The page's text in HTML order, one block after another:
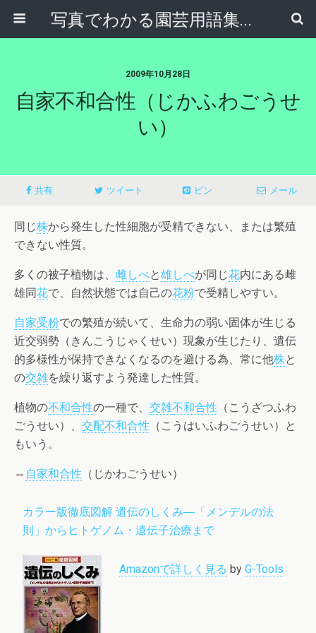
写真でわかる園芸用語集｜見て納得！かんたんガーデニング用語辞典
2009年10月28日
自家不和合性（じかふわごうせ
い）
共有 ツイート ピン メール
同じ株から発生した性細胞が受精できない、または繁殖
できない性質。
多くの被子植物は、 雌しべと雄しべが同じ花内にある雌
雄同花で、自然状態では自己の花粉で受精しやすい。
自家受粉での繁殖が続いて、生命力の弱い固体が生じる
近交弱勢（きんこうじゃくせい）現象が生じたり、遺伝
的多様性が保持できなくなるのを避ける為、常に他株と
の交雑を繰り返すよう発達した性質。
植物の不和合性の一種で、 交雑不和合性 （こうざつふわ
ごうせい）、 交配不和合性 （こうはいふわごうせい）と
もいう。
⇔ 自家和合性 （じかわごうせい）
カラー版徹底図解 遺伝のしくみ―「メンデルの法
則」からヒトゲノム・遺伝子治療まで
Amazonで詳しく見る by G-Tools